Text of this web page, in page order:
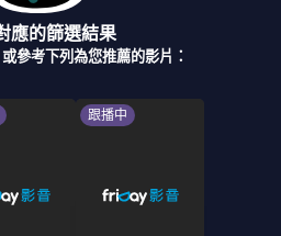
應的篩選結果
參考下列為您推薦的影片：
跟播中